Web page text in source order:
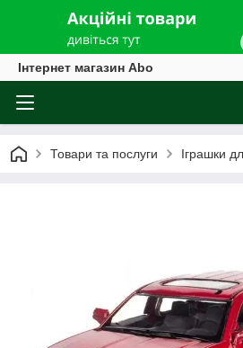
Інтернет магазин Abo
Товари та послуги Іграшки